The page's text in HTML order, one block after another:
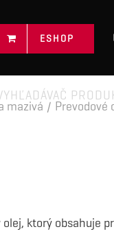
ESHOP
mazivá / Prevodové
olej, ktorý obsahuje